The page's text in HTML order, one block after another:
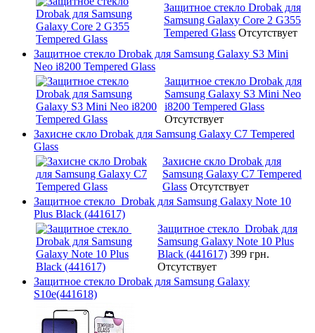
Защитное стекло Drobak для
Samsung Galaxy Core 2 G355
Tempered Glass Отсутствует
Защитное стекло Drobak для Samsung Galaxy S3 Mini
Neo i8200 Tempered Glass
Защитное стекло Drobak для
Samsung Galaxy S3 Mini Neo
i8200 Tempered Glass
Отсутствует
Захисне скло Drobak для Samsung Galaxy C7 Tempered
Glass
Захисне скло Drobak для
Samsung Galaxy C7 Tempered
Glass Отсутствует
Защитное стекло Drobak для Samsung Galaxy Note 10
Plus Black (441617)
Защитное стекло Drobak для
Samsung Galaxy Note 10 Plus
Black (441617) 399 грн.
Отсутствует
Защитное стекло Drobak для Samsung Galaxy
S10e(441618)